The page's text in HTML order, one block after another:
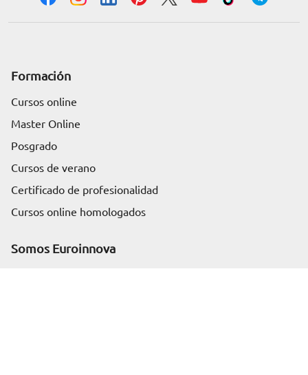
Solicita información
Formación
Cursos online
Master Online
Posgrado
Cursos de verano
Certificado de profesionalidad
Cursos online homologados
Somos Euroinnova